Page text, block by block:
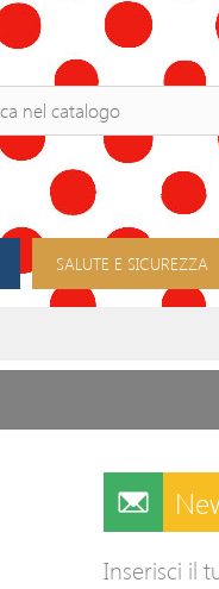
SALUTE E SICUREZZA
Inserisci il